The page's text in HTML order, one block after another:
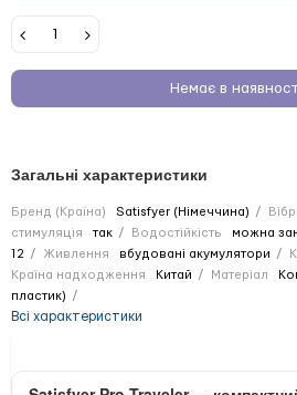
Немає в
Загальні характеристики
Бренд (Країна) Satisfyer (Німеччина)
стимуляція
так Водостійкість можна
12
Живлення вбудовані акумулятори
Країна надходження
Китай Матеріал
пластик)
Всі характеристики